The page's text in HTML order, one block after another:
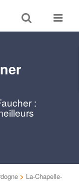
Toggle
search
Toggle
:
> La-Chapelle-